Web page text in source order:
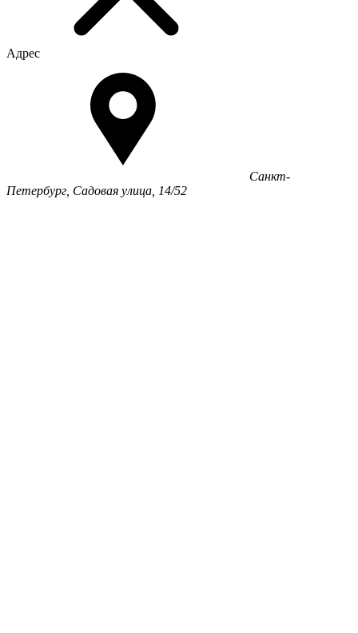
Адрес
Санкт-
Петербург, Садовая улица, 14/52